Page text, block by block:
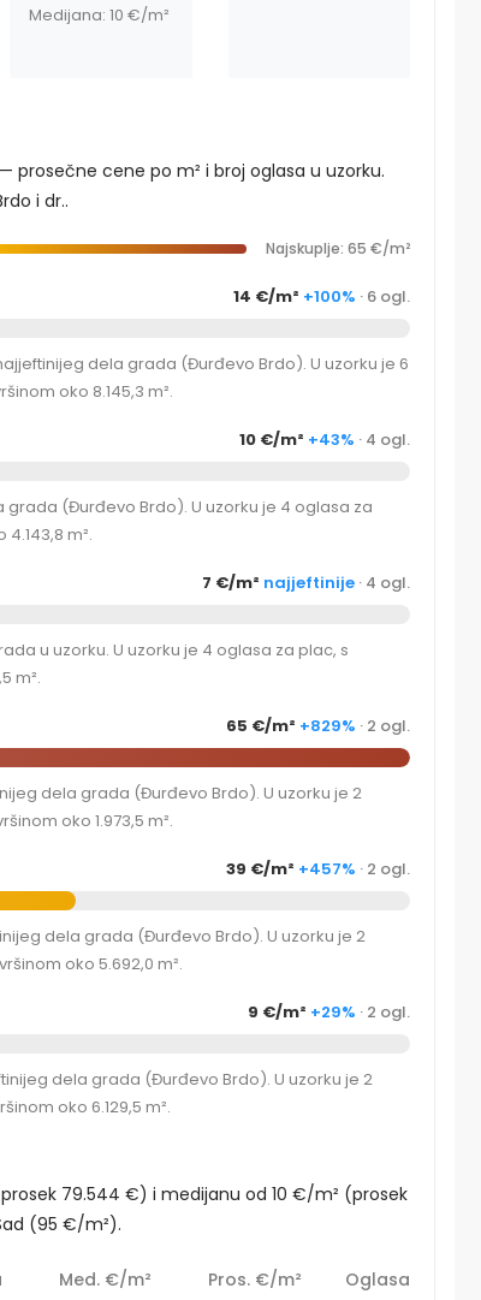
Medijana: 10 €/m²
prosečne cene po m² i broj oglasa u uzorku.
i dr..
Najskuplje: 65 €/m²
14 €/m² +100% · 6 ogl.
dela grada (Đurđevo Brdo). U uzorku je 6
oko 8.145,3 m².
10 €/m² +43% · 4 ogl.
(Đurđevo Brdo). U uzorku je 4 oglasa za
m².
7 €/m² najjeftinije · 4 ogl.
u uzorku. U uzorku je 4 oglasa za plac, s
m².
65 €/m² +829% · 2 ogl.
dela grada (Đurđevo Brdo). U uzorku je 2
oko 1.973,5 m².
39 €/m² +457% · 2 ogl.
dela grada (Đurđevo Brdo). U uzorku je 2
oko 5.692,0 m².
9 €/m² +29% · 2 ogl.
dela grada (Đurđevo Brdo). U uzorku je 2
oko 6.129,5 m².
79.544 €) i medijanu od 10 €/m² (prosek
(95 €/m²).
Med. €/m² Pros. €/m² Oglasa